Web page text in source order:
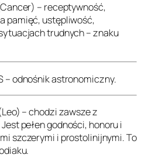
(Cancer) – receptywność,
pamięć, ustępliwość,
trudnych – znaku
– odnośnik astronomiczny.
– chodzi zawsze z
pełen godności, honoru i
szczerymi i prostolinijnymi. To